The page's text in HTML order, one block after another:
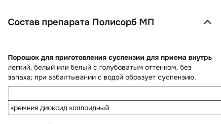
Состав препарата Полисорб МП
Порошок для приготовления суспензии для приема внутрь
легкий, белый или белый с голубоватым оттенком, без
запаха; при взбалтывании с водой образует суспензию.
кремния диоксид коллоидный